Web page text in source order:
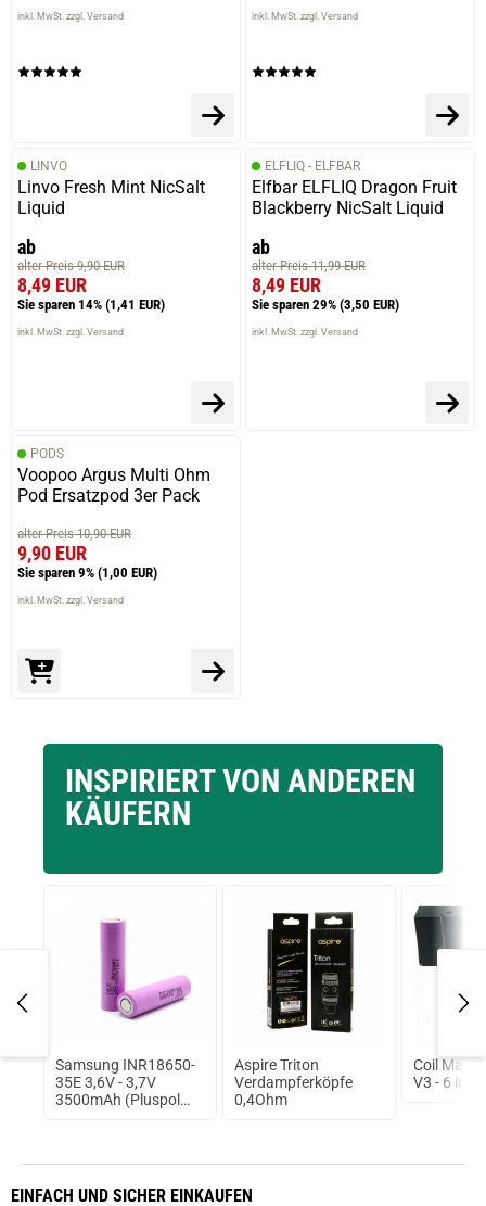
inkl. MwSt. zzgl. Versand inkl. MwSt. zzgl. Versand
LINVO
Linvo Fresh Mint NicSalt
Liquid
ab
alter Preis 9,90 EUR
8,49 EUR
Sie sparen 14% (1,41 EUR)
inkl. MwSt. zzgl. Versand
ELFLIQ - ELFBAR
Elfbar ELFLIQ Dragon Fruit
Blackberry NicSalt Liquid
ab
alter Preis 11,99 EUR
8,49 EUR
Sie sparen 29% (3,50 EUR)
inkl. MwSt. zzgl. Versand
PODS
Voopoo Argus Multi Ohm
Pod Ersatzpod 3er Pack
alter Preis 10,90 EUR
9,90 EUR
Sie sparen 9% (1,00 EUR)
inkl. MwSt. zzgl. Versand
INSPIRIERT VON ANDEREN
KÄUFERN
Samsung INR18650-
35E 3,6V - 3,7V
3500mAh (Pluspol
Aspire Triton
Verdampferköpfe
0,4Ohm
Coil
V3 - 6 in 1
EINFACH UND SICHER EINKAUFEN